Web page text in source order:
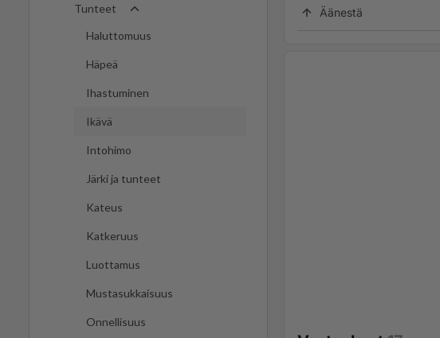
Tunteet
Haluttomuus
Häpeä
Ihastuminen
Ikävä
Intohimo
Järki ja tunteet
Kateus
Katkeruus
Luottamus
Mustasukkaisuus
Onnellisuus
Äänestä